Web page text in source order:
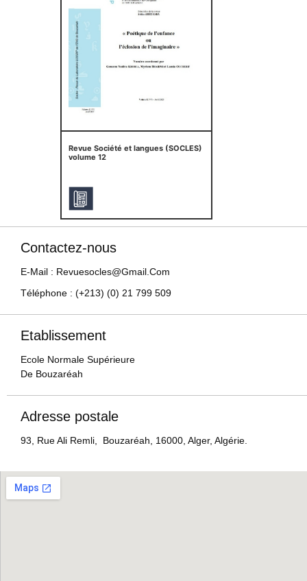
Revue Société et langues (SOCLES)
volume 12
Contactez-nous
E-Mail : Revuesocles@gmail.com
Téléphone : (+213) (0) 21 799 509
Etablissement
Ecole Normale Supérieure
De Bouzaréah
Adresse postale
93, Rue Ali Remli, Bouzaréah, 16000, Alger, Algérie.